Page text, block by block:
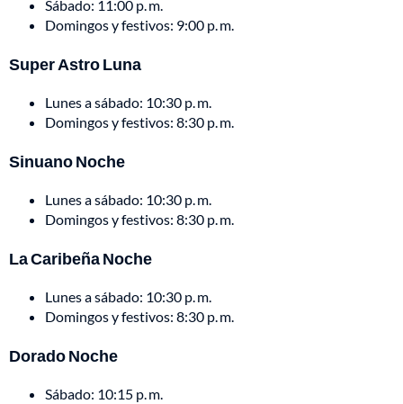
Sábado: 11:00 p. m.
Domingos y festivos: 9:00 p. m.
Super Astro Luna
Lunes a sábado: 10:30 p. m.
Domingos y festivos: 8:30 p. m.
Sinuano Noche
Lunes a sábado: 10:30 p. m.
Domingos y festivos: 8:30 p. m.
La Caribeña Noche
Lunes a sábado: 10:30 p. m.
Domingos y festivos: 8:30 p. m.
Dorado Noche
Sábado: 10:15 p. m.